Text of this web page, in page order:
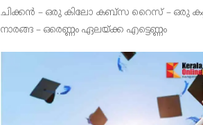
ചിക്കന്‍ – ഒരു കിലോ കബ്സ റൈസ് – ഒരു
നാരങ്ങ – ഒരെണ്ണം ഏലയ്ക്ക എട്ടെണ്ണം